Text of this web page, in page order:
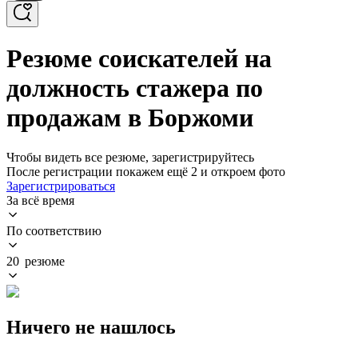
Резюме соискателей на
должность стажера по
продажам в Боржоми
Чтобы видеть все резюме, зарегистрируйтесь
После регистрации покажем ещё 2 и откроем фото
Зарегистрироваться
За всё время
По соответствию
20 резюме
Ничего не нашлось